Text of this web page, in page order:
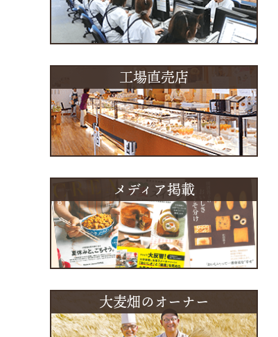
工場直売店
メディア掲載
大麦畑のオーナー